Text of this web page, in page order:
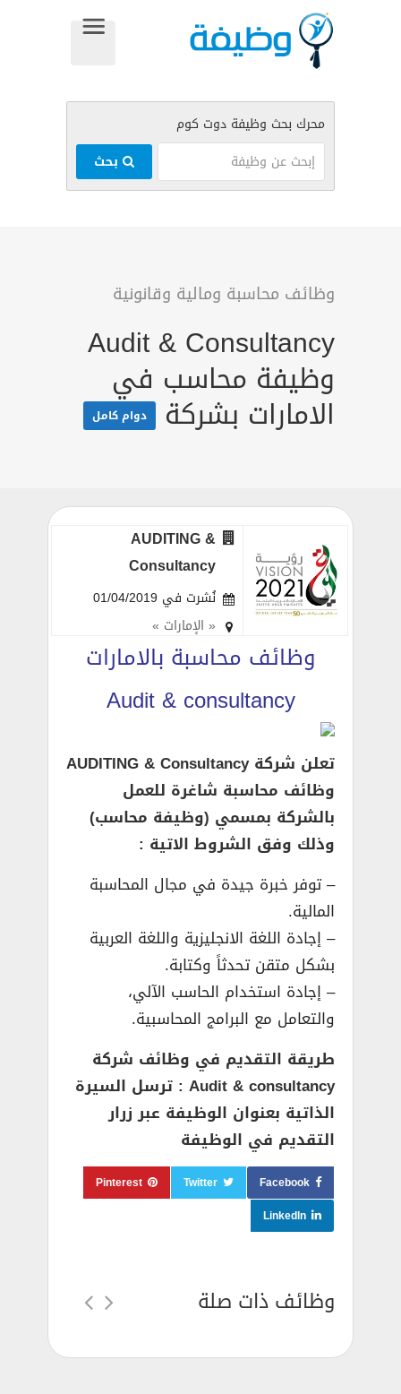
وظائف محاسبة ومالية وقانونية
Audit & Consultancy
وظيفة محاسب في
الامارات بشركة دوام كامل
AUDITING &
Consultancy
نُشرت في 01/04/2019
« الإمارات »
وظائف محاسبة بالامارات
Audit & consultancy
تعلن شركة AUDITING & Consultancy
وظائف محاسبة شاغرة للعمل
بالشركة بمسمي (وظيفة محاسب)
وذلك وفق الشروط الاتية :
– توفر خبرة جيدة في مجال المحاسبة
المالية.
– إجادة اللغة الانجليزية واللغة العربية
بشكل متقن تحدثاً وكتابة.
– إجادة استخدام الحاسب الآلي،
والتعامل مع البرامج المحاسبية.
طريقة التقديم في وظائف شركة
Audit & consultancy : ترسل السيرة
الذاتية بعنوان الوظيفة عبر زرار
التقديم في الوظيفة
Facebook
Twitter
Pinterest
LinkedIn
وظائف ذات صلة